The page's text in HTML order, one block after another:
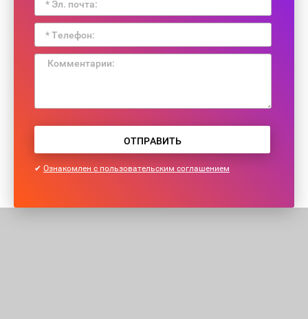
ОТПРАВИТЬ
✔ Ознакомлен с пользовательским соглашением